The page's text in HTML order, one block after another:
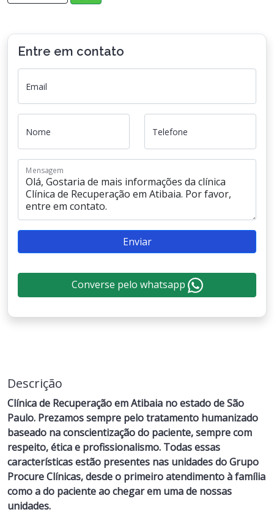
Entre em contato
Email
Nome Telefone
Mensagem
Enviar
Converse pelo whatsapp
Descrição
Clínica de Recuperação em Atibaia no estado de São
Paulo. Prezamos sempre pelo tratamento humanizado
baseado na conscientização do paciente, sempre com
respeito, ética e profissionalismo. Todas essas
características estão presentes nas unidades do Grupo
Procure Clínicas, desde o primeiro atendimento à família
como a do paciente ao chegar em uma de nossas
unidades.